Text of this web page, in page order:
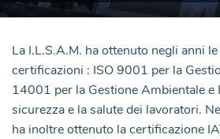
La I.L.S.A.M. ha ottenuto negli anni
certificazioni : ISO 9001 per la
14001 per la Gestione Ambientale
sicurezza e la salute dei lavoratori.
ha inoltre ottenuto la certificazione